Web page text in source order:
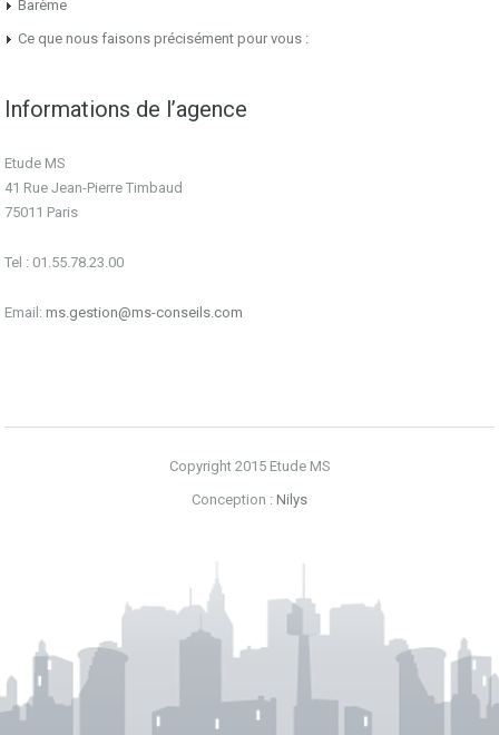
Barème
Ce que nous faisons précisément pour vous :
Informations de l’agence
Etude MS
41 Rue Jean-Pierre Timbaud
75011 Paris
Tel : 01.55.78.23.00
Email: ms.gestion@ms-conseils.com
Copyright 2015 Etude MS
Conception : Nilys